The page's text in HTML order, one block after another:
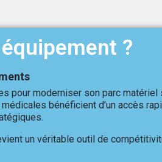
?
pour moderniser son parc
bénéficient d’un accès
un véritable outil de